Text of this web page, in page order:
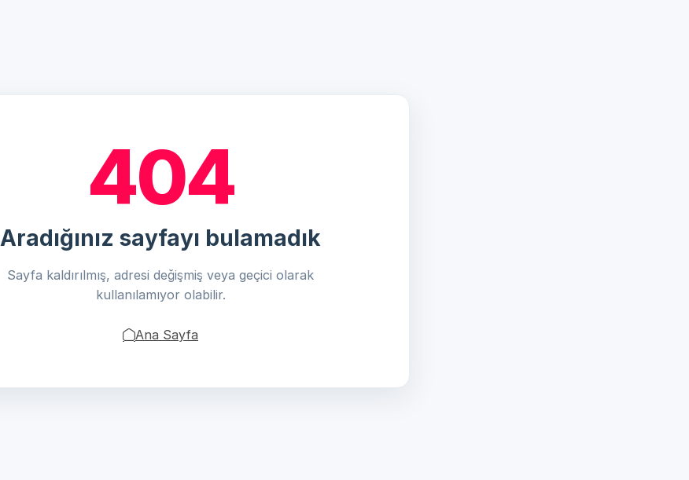
404
Aradığınız sayfayı bulamadık
Sayfa kaldırılmış, adresi değişmiş veya geçici olarak
kullanılamıyor olabilir.
Ana Sayfa